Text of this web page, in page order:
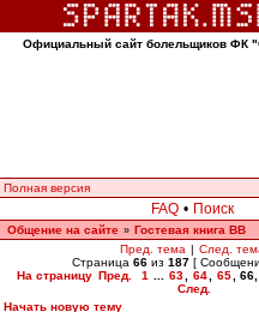
Официальный сайт болельщиков ФК
Полная версия
FAQ • Поиск
Общение на сайте » Гостевая книга ВВ
Пред. тема | След.
Страница 66 из 187 [
На страницу Пред. 1 63 64 65 66
След.
Начать новую тему